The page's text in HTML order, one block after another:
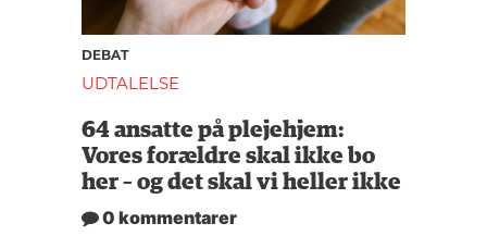
DEBAT
UDTALELSE
64 ansatte på plejehjem:
Vores forældre skal ikke bo
her – og det skal vi heller ikke
0 kommentarer